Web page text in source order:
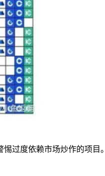
过度依赖市场炒作的项目。